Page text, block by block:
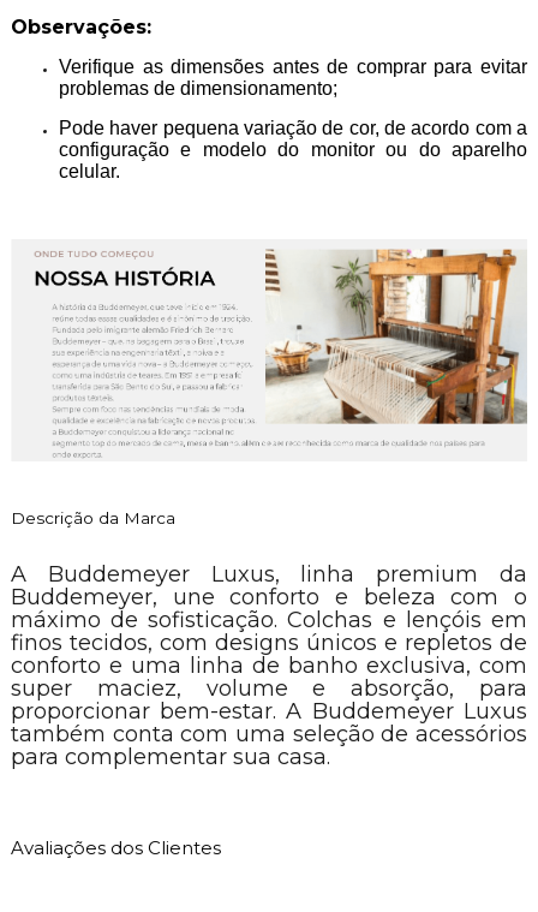
Observações:
Verifique as dimensões antes de comprar para evitar
problemas de dimensionamento;
Pode haver pequena variação de cor, de acordo com a
configuração e modelo do monitor ou do aparelho
celular.
Descrição da Marca
A Buddemeyer Luxus, linha premium da
Buddemeyer, une conforto e beleza com o
máximo de sofisticação. Colchas e lençóis em
finos tecidos, com designs únicos e repletos de
conforto e uma linha de banho exclusiva, com
super maciez, volume e absorção, para
proporcionar bem-estar. A Buddemeyer Luxus
também conta com uma seleção de acessórios
para complementar sua casa.
Avaliações dos Clientes